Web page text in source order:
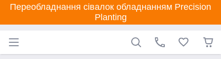
Переобладнання сівалок обладнанням Precision
Planting